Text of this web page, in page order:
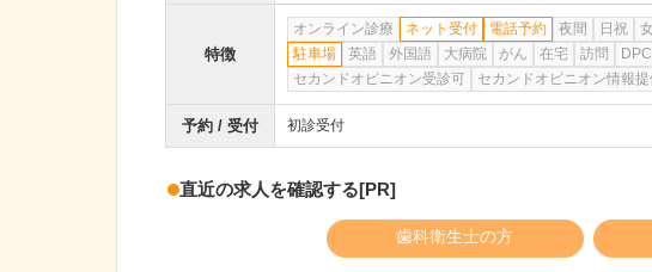
特徴
オンライン診療 ネット受付 電話予約 夜間 日祝
駐車場
英語 外国語 大病院 がん 在宅 訪問 DPC
セカンドオピニオン受診可
セカンドオピニオン情報
予約 / 受付 初診受付
直近の求人を確認する[PR]
歯科衛生士の方